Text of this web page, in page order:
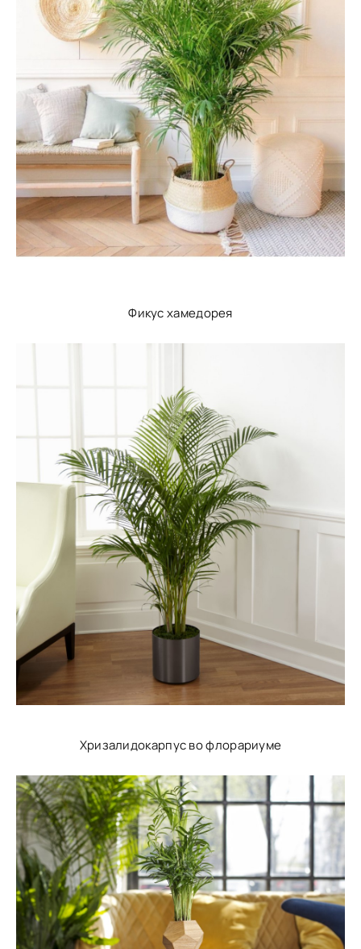
Фикус хамедорея
Хризалидокарпус во флорариуме